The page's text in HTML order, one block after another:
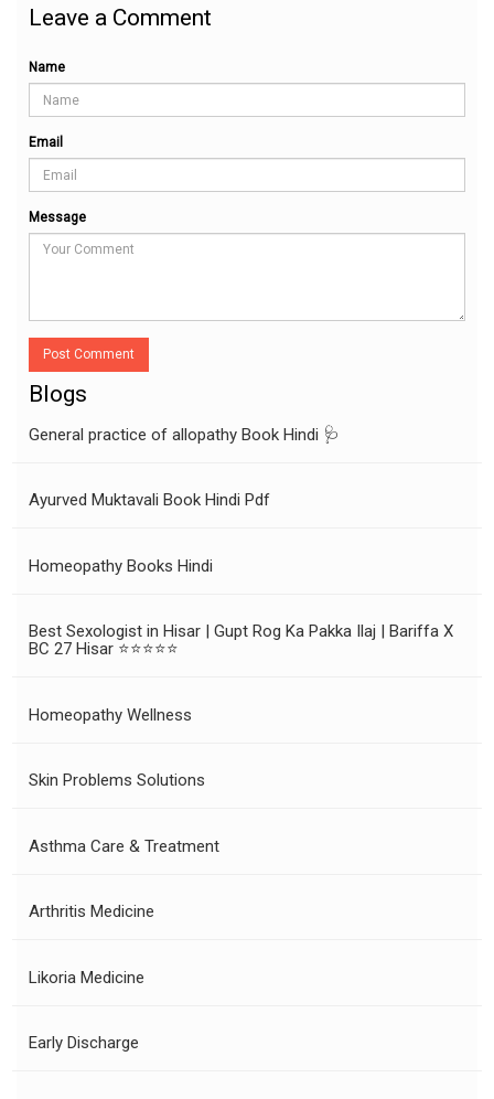
Leave a Comment
Name
Email
Message
Post Comment
Blogs
General practice of allopathy Book Hindi 🩺
Ayurved Muktavali Book Hindi Pdf
Homeopathy Books Hindi
Best Sexologist in Hisar | Gupt Rog Ka Pakka Ilaj | Bariffa X
BC 27 Hisar ⭐⭐⭐⭐⭐
Homeopathy Wellness
Skin Problems Solutions
Asthma Care & Treatment
Arthritis Medicine
Likoria Medicine
Early Discharge